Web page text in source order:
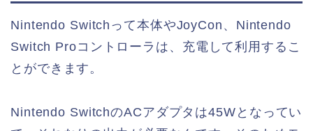
Nintendo Switchって本体やJoyCon、Nintendo
Switch Proコントローラは、充電して利用するこ
とができます。
Nintendo SwitchのACアダプタは45Wとなってい